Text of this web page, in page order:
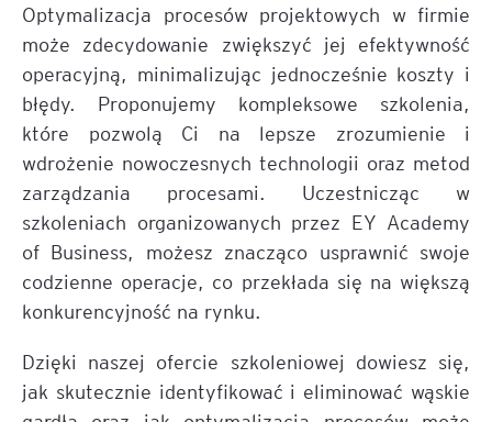
Optymalizacja procesów projektowych w firmie
może zdecydowanie zwiększyć jej efektywność
operacyjną, minimalizując jednocześnie koszty i
błędy. Proponujemy kompleksowe szkolenia,
które pozwolą Ci na lepsze zrozumienie i
wdrożenie nowoczesnych technologii oraz metod
zarządzania procesami. Uczestnicząc w
szkoleniach organizowanych przez EY Academy
of Business, możesz znacząco usprawnić swoje
codzienne operacje, co przekłada się na większą
konkurencyjność na rynku.
Dzięki naszej ofercie szkoleniowej dowiesz się,
jak skutecznie identyfikować i eliminować wąskie